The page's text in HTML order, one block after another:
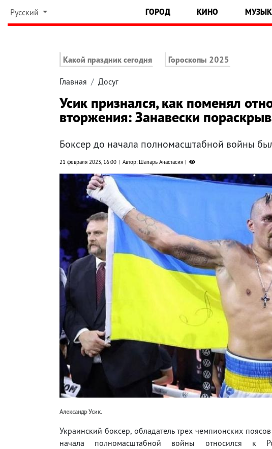
Русский ГОРОД КИНО
Какой праздник сегодня Гороскопы 2025
Главная Досуг
Усик признался, как поменял
вторжения: Занавески
Боксер до начала полномасштабной войны
21 февраля 2023, 16:00 Автор: Шапарь Анастасия
Александр Усик.
Украинский боксер, обладатель трех чемпионских
начала полномасштабной войны относился к